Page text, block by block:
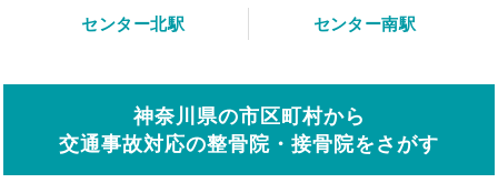
センター北駅
センター南駅
神奈川県の市区町村から
交通事故対応の整骨院・接骨院をさがす